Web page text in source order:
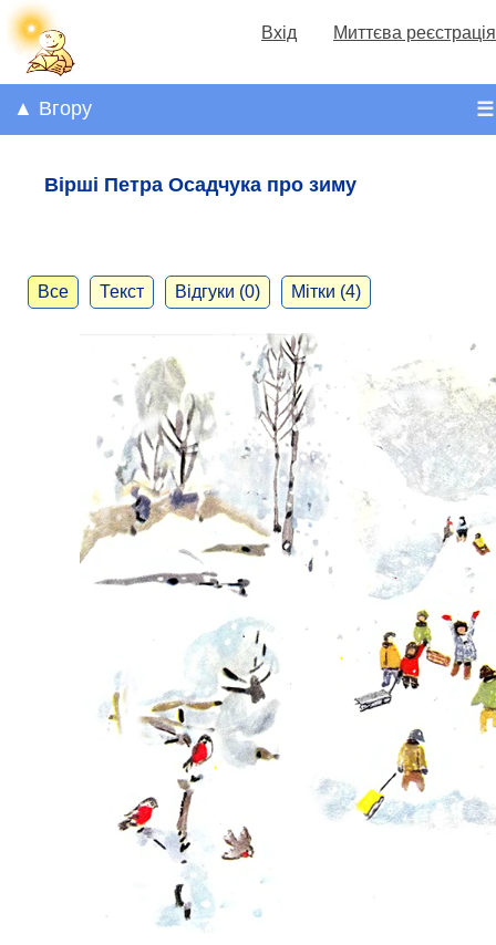
Вхід Миттєва реєстрація
☰
▲ Вгору
Вірші Петра Осадчука про зиму
Все Текст Відгуки (0) Мітки (4)